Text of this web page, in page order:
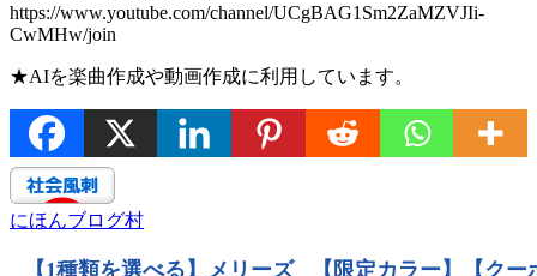
https://www.youtube.com/channel/UCgBAG1Sm2ZaMZVJIi-
CwMHw/join
★AIを楽曲作成や動画作成に利用しています。
にほんブログ村